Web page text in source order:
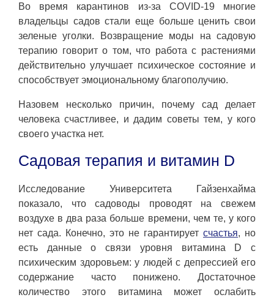
Во время карантинов из-за COVID-19 многие
владельцы садов стали еще больше ценить свои
зеленые уголки. Возвращение моды на садовую
терапию говорит о том, что работа с растениями
действительно улучшает психическое состояние и
способствует эмоциональному благополучию.
Назовем несколько причин, почему сад делает
человека счастливее, и дадим советы тем, у кого
своего участка нет.
Садовая терапия и витамин D
Исследование Университета Гайзенхайма
показало, что садоводы проводят на свежем
воздухе в два раза больше времени, чем те, у кого
нет сада. Конечно, это не гарантирует счастья, но
есть данные о связи уровня витамина D с
психическим здоровьем: у людей с депрессией его
содержание часто понижено. Достаточное
количество этого витамина может ослабить